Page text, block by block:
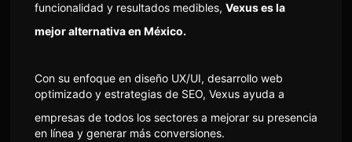
funcionalidad y resultados medibles, Vexus es la
mejor alternativa en México.
Con su enfoque en diseño UX/UI, desarrollo web
optimizado y estrategias de SEO, Vexus ayuda a
empresas de todos los sectores a mejorar su presencia
en línea y generar más conversiones.